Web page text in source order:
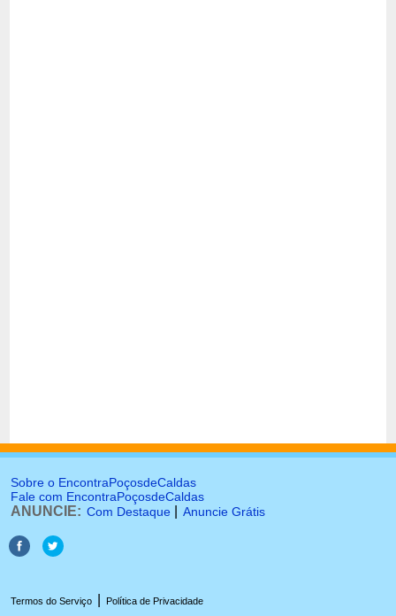
Sobre o EncontraPoçosdeCaldas
Fale com EncontraPoçosdeCaldas
ANUNCIE: Com Destaque Anuncie Grátis
Termos do Serviço Política de Privacidade